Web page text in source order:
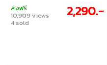
ส่งฟรี
10,909 views
4 sold
2,290.-